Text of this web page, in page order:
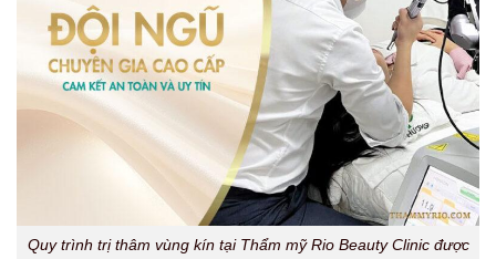
Quy trình trị thâm vùng kín tại Thẩm mỹ Rio Beauty Clinic được